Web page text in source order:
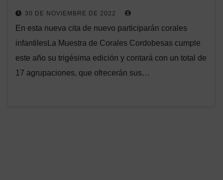
30 DE NOVIEMBRE DE 2022
En esta nueva cita de nuevo participarán corales
infantilesLa Muestra de Corales Cordobesas cumple
este año su trigésima edición y contará con un total de
17 agrupaciones, que ofrecerán sus…